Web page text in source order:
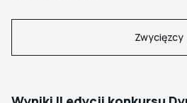
Zwycięzcy